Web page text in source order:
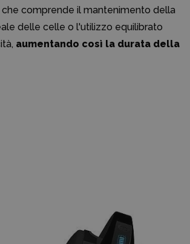
che comprende il mantenimento della
delle celle o l'utilizzo equilibrato
aumentando così la durata della